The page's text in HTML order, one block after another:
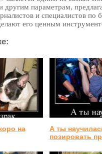
другим параметрам,
и специалистов по
его ценным
на
А ты
позировать